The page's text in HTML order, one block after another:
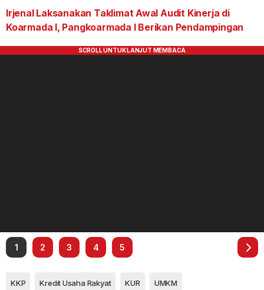
Irjenal Laksanakan Taklimat Awal Audit Kinerja di
Koarmada I, Pangkoarmada I Berikan Pendampingan
1 2 3 4 5
KKP Kredit Usaha Rakyat KUR UMKM